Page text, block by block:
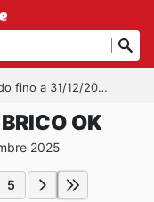
fino a 31/12/2025
OK
2025
5